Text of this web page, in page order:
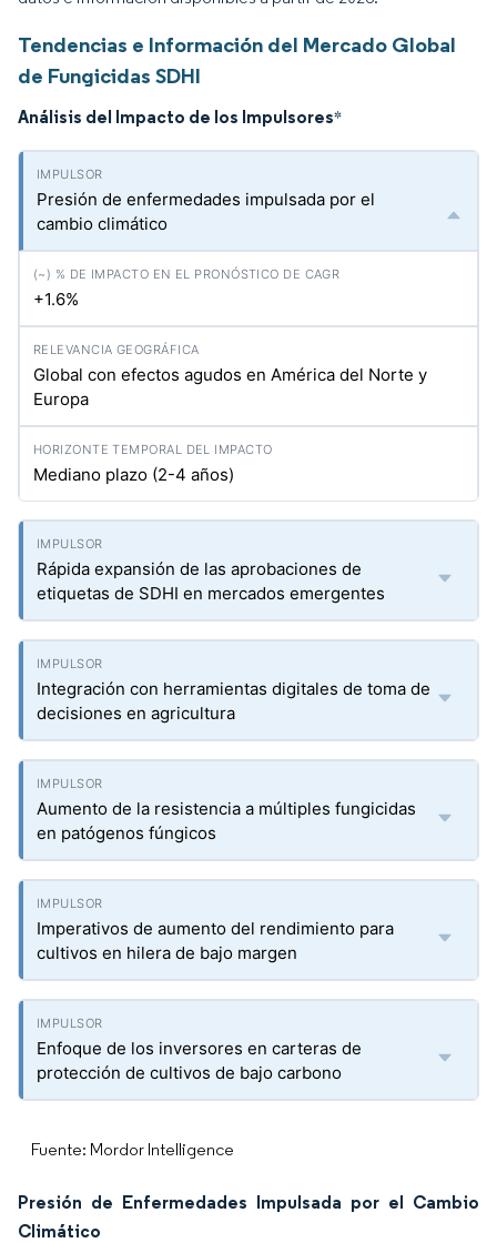
Tendencias e Información del Mercado Global
de Fungicidas SDHI
Análisis del Impacto de los Impulsores*
Presión de enfermedades impulsada por el
cambio climático
+1.6%
Global con efectos agudos en América del Norte y
Europa
Mediano plazo (2-4 años)
Rápida expansión de las aprobaciones de
etiquetas de SDHI en mercados emergentes
Integración con herramientas digitales de toma de
decisiones en agricultura
Aumento de la resistencia a múltiples fungicidas
en patógenos fúngicos
Imperativos de aumento del rendimiento para
cultivos en hilera de bajo margen
Enfoque de los inversores en carteras de
protección de cultivos de bajo carbono
Fuente: Mordor Intelligence
Presión de Enfermedades Impulsada por el Cambio
Climático